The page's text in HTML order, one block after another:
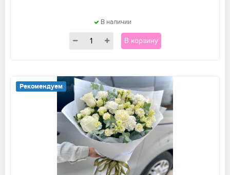
В наличии
В корзину
Рекомендуем